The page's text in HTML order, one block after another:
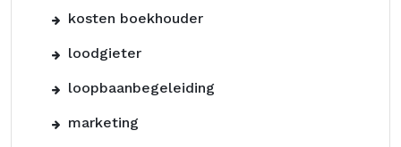
kosten boekhouder
loodgieter
loopbaanbegeleiding
marketing